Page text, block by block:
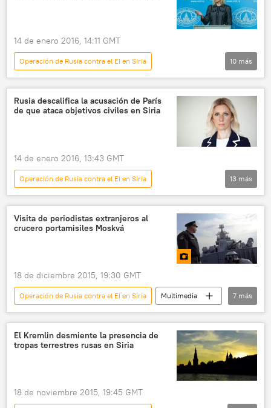
14 de enero 2016, 14:11 GMT
Operación de Rusia contra el EI en Siria
Internacional
Siria
Turquía
María Zajárova
Ministerio de Asuntos Exteriores de Rusia
noticias
10 más
Rusia descalifica la acusación de París
de que ataca objetivos civiles en Siria
14 de enero 2016, 13:43 GMT
Operación de Rusia contra el EI en Siria
Internacional
Rusia
Siria
Francia
Bashar Asad
Laurent Fabius
María Zajárova
bombardeos
inteligencia
declaraciones
ataque aéreo
noticias
13 más
Visita de periodistas extranjeros al
crucero portamisiles Moskvá
18 de diciembre 2015, 19:30 GMT
Operación de Rusia contra el EI en Siria
Multimedia
📷 Fotos
Siria
mar Mediterráneo
Moskvá (crucero portamisiles)
Ka-27
aeródromo de Hmeymim
S-300 Favorit
7 más
El Kremlin desmiente la presencia de
tropas terrestres rusas en Siria
18 de noviembre 2015, 19:45 GMT